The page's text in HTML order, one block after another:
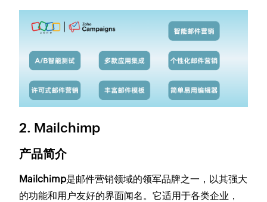
2. Mailchimp
产品简介
Mailchimp是邮件营销领域的领军品牌之一，以其强大
的功能和用户友好的界面闻名。它适用于各类企业，